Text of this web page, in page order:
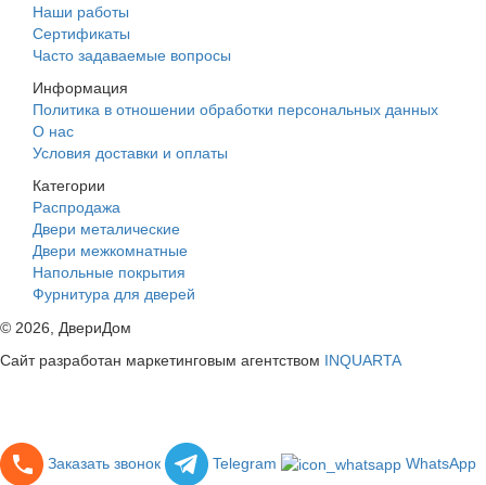
Наши работы
Сертификаты
Часто задаваемые вопросы
Информация
Политика в отношении обработки персональных данных
О нас
Условия доставки и оплаты
Категории
Распродажа
Двери металические
Двери межкомнатные
Напольные покрытия
Фурнитура для дверей
© 2026 , ДвериДом
Сайт разработан маркетинговым агентством INQUARTA
Заказать звонок Telegram WhatsApp